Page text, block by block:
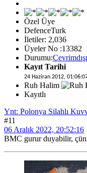
Özel Üye
DefenceTurk
İletiler: 2,036
Üyeler No :13382
Durumu:Çevrimdışı
Kayıt Tarihi
24 Haziran 2012,
Ruh Halim
Kayıtlı
Ynt: Polonya Silahlı
#11
06 Aralık 2022, 20:52:16
BMC gurur duyabilir,